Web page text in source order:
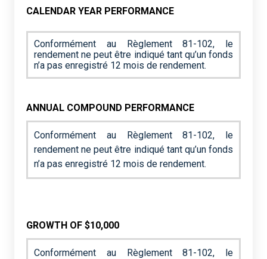
CALENDAR YEAR PERFORMANCE
Conformément au Règlement 81-102, le
rendement ne peut être indiqué tant qu’un fonds
n’a pas enregistré 12 mois de rendement.
ANNUAL COMPOUND PERFORMANCE
Conformément au Règlement 81-102, le
rendement ne peut être indiqué tant qu’un fonds
n’a pas enregistré 12 mois de rendement.
GROWTH OF $10,000
Conformément au Règlement 81-102, le